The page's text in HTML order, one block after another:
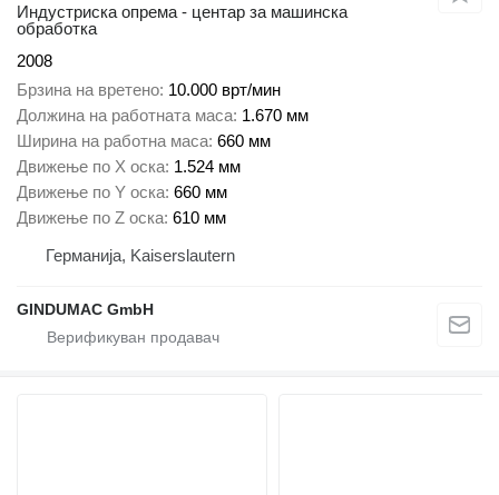
Индустриска опрема - центар за машинска
обработка
2008
Брзина на вретено 10.000 врт/мин
Должина на работната маса 1.670 мм
Ширина на работна маса 660 мм
Движење по Х оска 1.524 мм
Движење по Y оска 660 мм
Движење по Z оска 610 мм
Германија, Kaiserslautern
GINDUMAC GmbH